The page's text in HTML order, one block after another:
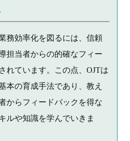
務効率化を図るには、信頼
担当者からの的確なフィー
れています。この点、OJTは
本の育成手法であり、教え
からフィードバックを得な
ルや知識を学んでいきま